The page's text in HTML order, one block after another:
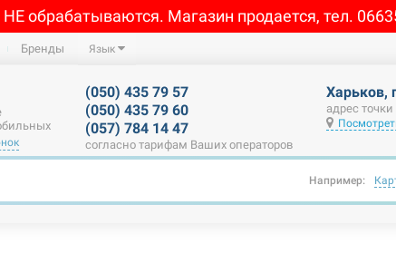
обрабатываются. Магазин продается, тел.
Бренды Язык
(050) 435 79 57
(050) 435 79 60
(057) 784 14 47
согласно тарифам Ваших операторов
Харьков,
адрес
Например: